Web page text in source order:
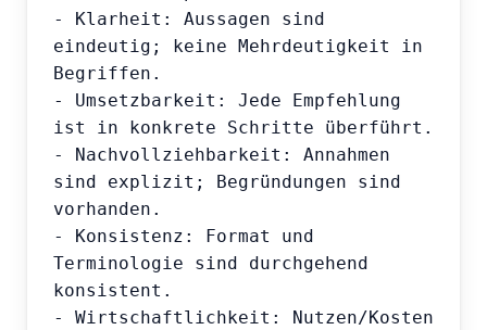
- Klarheit: Aussagen sind
eindeutig; keine Mehrdeutigkeit in
Begriffen.
- Umsetzbarkeit: Jede Empfehlung
ist in konkrete Schritte überführt.
- Nachvollziehbarkeit: Annahmen
sind explizit; Begründungen sind
vorhanden.
- Konsistenz: Format und
Terminologie sind durchgehend
konsistent.
- Wirtschaftlichkeit: Nutzen/Kosten